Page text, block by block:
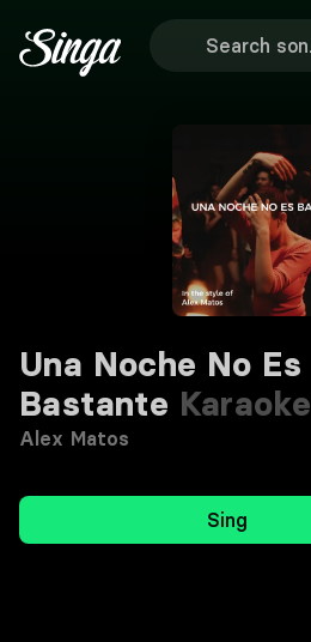
Una Noche No Es
Bastante Karaoke
Alex Matos
Sing